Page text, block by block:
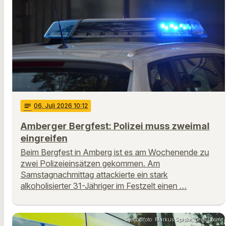
notes 06. Juli 2026 10:12
Amberger Bergfest: Polizei muss zweimal
eingreifen
Beim Bergfest in Amberg ist es am Wochenende zu
zwei Polizeieinsätzen gekommen. Am
Samstagnachmittag attackierte ein stark
alkoholisierter 31-Jähriger im Festzelt einen …
Symbolfoto: Markus Spiske, pexels.com